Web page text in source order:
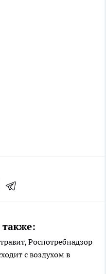
также:
Роспотребнадзор
с воздухом в